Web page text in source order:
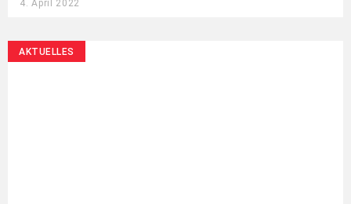
4. April 2022
AKTUELLES